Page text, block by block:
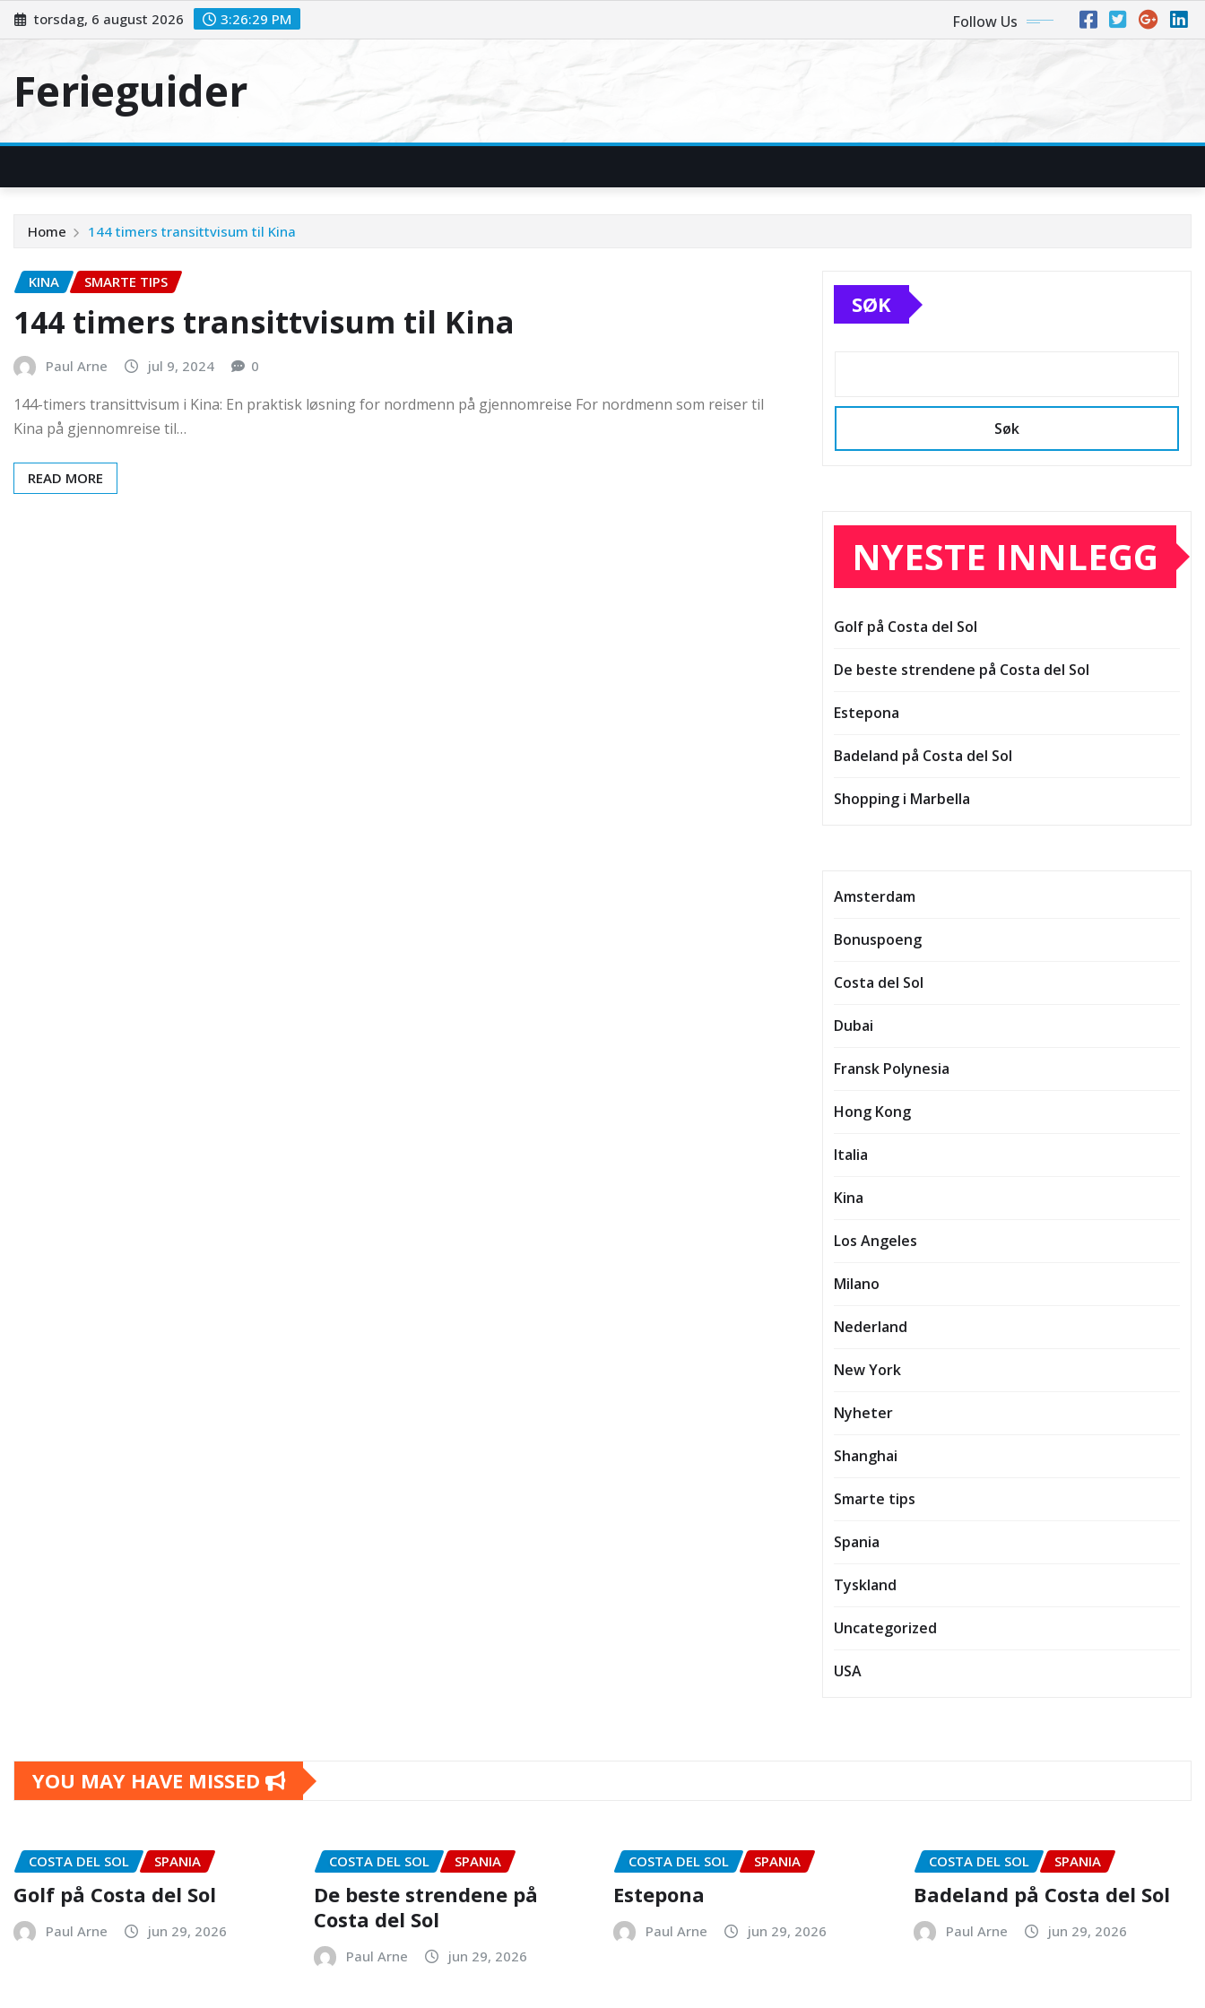
Skip
to
torsdag, 6 august 2026 3:26:30 PM Follow Us
Ferieguider
Home 144 timers transittvisum til Kina
KINA SMARTE TIPS
144 timers transittvisum til Kina
Paul Arne jul 9, 2024 0
144-timers transittvisum i Kina: En praktisk løsning for nordmenn på gjennomreise For nordmenn som reiser til
Kina på gjennomreise til…
READ MORE
SØK
Søk
NYESTE INNLEGG
Golf på Costa del Sol
De beste strendene på Costa del Sol
Estepona
Badeland på Costa del Sol
Shopping i Marbella
Amsterdam
Bonuspoeng
Costa del Sol
Dubai
Fransk Polynesia
Hong Kong
Italia
Kina
Los Angeles
Milano
Nederland
New York
Nyheter
Shanghai
Smarte tips
Spania
Tyskland
Uncategorized
USA
YOU MAY HAVE MISSED
COSTA DEL SOL SPANIA
Golf på Costa del Sol
Paul Arne jun 29, 2026
COSTA DEL SOL SPANIA
De beste strendene på
Costa del Sol
Paul Arne jun 29, 2026
COSTA DEL SOL SPANIA
Estepona
Paul Arne jun 29, 2026
COSTA DEL SOL SPANIA
Badeland på Costa del Sol
Paul Arne jun 29, 2026